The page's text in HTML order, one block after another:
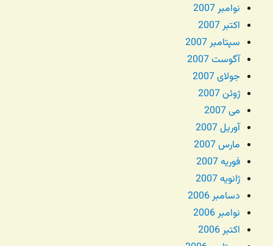
نوامبر 2007
اکتبر 2007
سپتامبر 2007
آگوست 2007
جولای 2007
ژوئن 2007
می 2007
آوریل 2007
مارس 2007
فوریه 2007
ژانویه 2007
دسامبر 2006
نوامبر 2006
اکتبر 2006